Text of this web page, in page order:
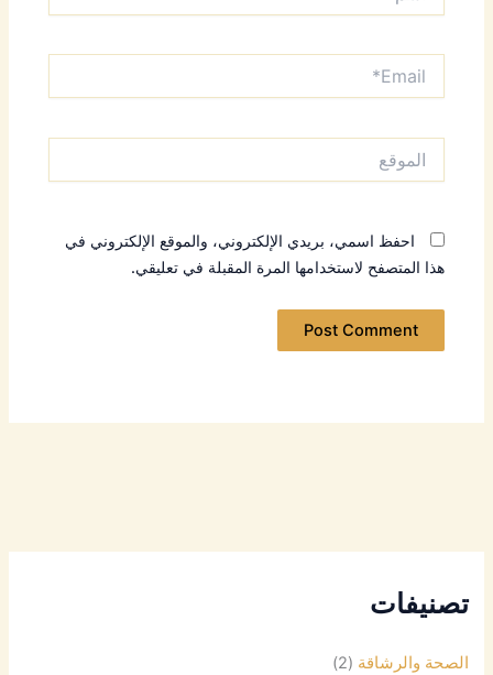
احفظ اسمي، بريدي الإلكتروني، والموقع الإلكتروني في
هذا المتصفح لاستخدامها المرة المقبلة في تعليقي.
تصنيفات
الصحة والرشاقة (2)